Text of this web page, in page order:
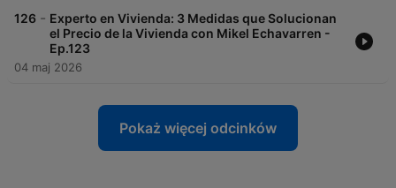
126 - Experto en Vivienda: 3 Medidas que Solucionan
el Precio de la Vivienda con Mikel Echavarren -
Ep.123
04 maj 2026
Pokaż więcej odcinków